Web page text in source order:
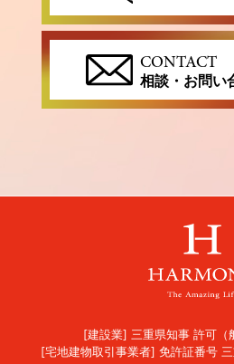
CONTACT
相談・お問い
[建設業] 三重県知事 許可（
[宅地建物取引事業者] 免許証番号